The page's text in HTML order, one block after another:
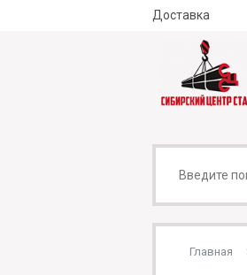
Доставка
Главная